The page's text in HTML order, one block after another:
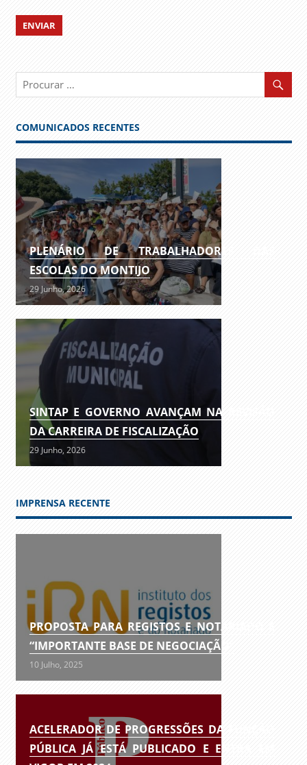
COMUNICADOS RECENTES
PLENÁRIO DE TRABALHADORES DAS
ESCOLAS DO MONTIJO
29 Junho, 2026
SINTAP E GOVERNO AVANÇAM NA REVISÃO
DA CARREIRA DE FISCALIZAÇÃO
29 Junho, 2026
IMPRENSA RECENTE
PROPOSTA PARA REGISTOS E NOTARIADO É
“IMPORTANTE BASE DE NEGOCIAÇÃO”
10 Julho, 2025
ACELERADOR DE PROGRESSÕES DA FUNÇÃO
PÚBLICA JÁ ESTÁ PUBLICADO E ENTRA EM